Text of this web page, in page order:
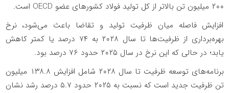
۲۰۰ میلیون تن بالاتر از کل تولید فولاد کشورهای عضو OECD است.
افزایش فاصله میان ظرفیت تولید و تقاضا باعث می‌‌شود، نرخ
بهره‌برداری از ظرفیت‌ها تا سال ۲۰۲۸ به ۷۴ درصد یا کمتر کاهش
یابد؛ در حالی که این نرخ در سال ۲۰۲۵ حدود ۷۶ درصد بود.
برنامه‌های توسعه ظرفیت تا سال ۲۰۲۸ شامل افزایش ۱۳۸.۸ میلیون
تن ظرفیت جدید است که نسبت به ۲۰۲۵ حدود ۵.۷ درصد رشد نشان